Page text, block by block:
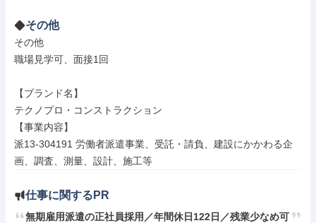
その他
その他
職場見学可、面接1回
【ブランド名】
テクノプロ・コンストラクション
【事業内容】
派13-304191 労働者派遣事業、受託・請負、建設にかかわる企
画、調査、測量、設計、施工等
仕事に関するPR
無期雇用派遣の正社員採用／年間休日122日／残業少なめ可